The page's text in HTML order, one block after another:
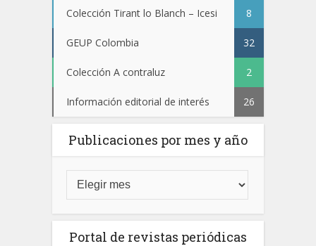
Colección Tirant lo Blanch – Icesi 8
GEUP Colombia 32
Colección A contraluz 2
Información editorial de interés 26
Publicaciones por mes y año
Portal de revistas periódicas